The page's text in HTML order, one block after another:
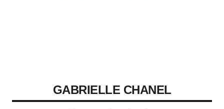
GABRIELLE CHANEL